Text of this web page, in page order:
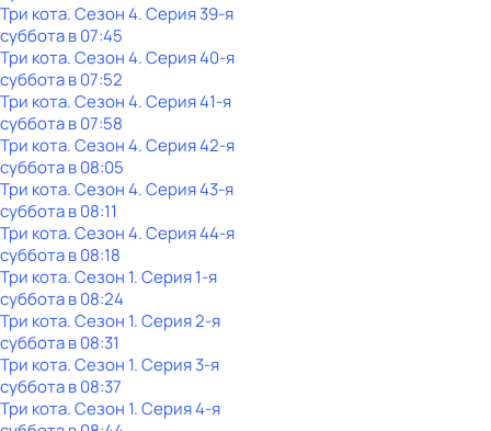
Три кота. Сезон 4. Серия 39-я
субботав07:45
Три кота. Сезон 4. Серия 40-я
субботав07:52
Три кота. Сезон 4. Серия 41-я
субботав07:58
Три кота. Сезон 4. Серия 42-я
субботав08:05
Три кота. Сезон 4. Серия 43-я
субботав08:11
Три кота. Сезон 4. Серия 44-я
субботав08:18
Три кота. Сезон 1. Серия 1-я
субботав08:24
Три кота. Сезон 1. Серия 2-я
субботав08:31
Три кота. Сезон 1. Серия 3-я
субботав08:37
Три кота. Сезон 1. Серия 4-я